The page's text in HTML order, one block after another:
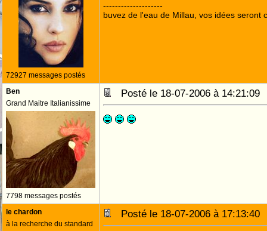
72927 messages postés
--------------------
buvez de l'eau de Millau, vos idées seront
Ben
Grand Maitre Italianissime
7798 messages postés
Posté le 18-07-2006 à
le chardon
à la recherche du standard
Posté le 18-07-2006 à